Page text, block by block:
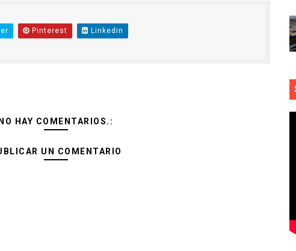
Pinterest Linkedin
NO HAY COMENTARIOS.:
UN COMENTARIO